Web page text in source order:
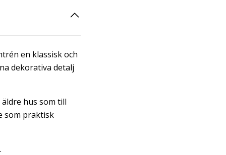
en klassisk och
dekorativa detalj
hus som till
som praktisk